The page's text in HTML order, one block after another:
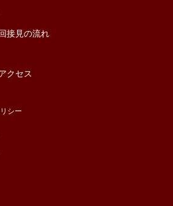
接見の流れ
クセス
シー